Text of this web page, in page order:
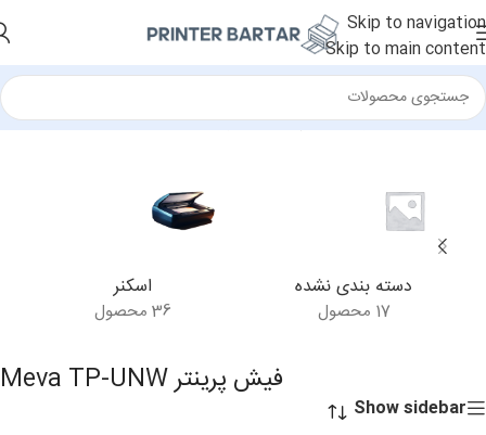
Skip to navigation
Skip to main content
خانه/محصولات برچسب خورده “فیش پرینتر Meva TP-UNW”
دسته بندی نشده
17 محصول
اسکنر
36 محصول
فیش پرینتر Meva TP-UNW
Show sidebar